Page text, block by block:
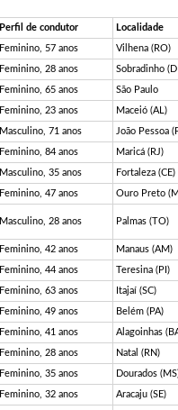
Perfil de condutor Localidade
Feminino, 57 anos Vilhena (RO)
Feminino, 28 anos Sobradinho
Feminino, 65 anos São Paulo
Feminino, 23 anos Maceió (AL)
Masculino, 71 anos João Pessoa
Feminino, 84 anos Maricá (RJ)
Masculino, 35 anos Fortaleza (CE)
Feminino, 47 anos Ouro Preto
Masculino, 28 anos Palmas (TO)
Feminino, 42 anos Manaus (AM)
Feminino, 44 anos Teresina (PI)
Feminino, 63 anos Itajaí (SC)
Feminino, 49 anos Belém (PA)
Feminino, 41 anos Alagoinhas
Feminino, 28 anos Natal (RN)
Feminino, 35 anos Dourados
Feminino, 32 anos Aracaju (SE)